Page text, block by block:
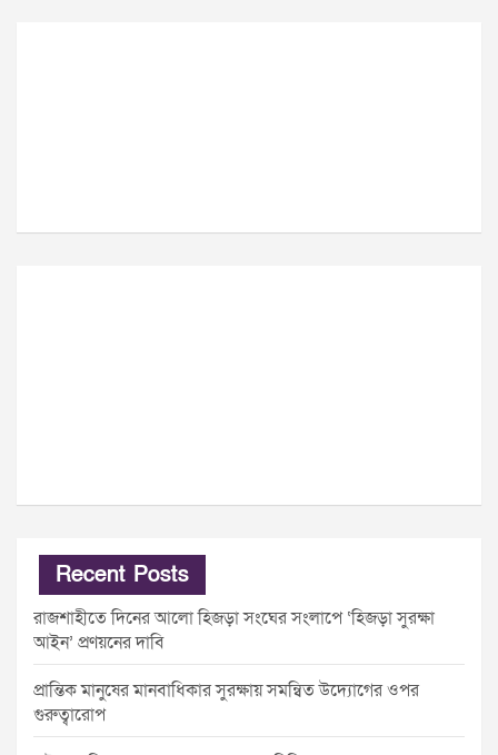
Recent Posts
রাজশাহীতে দিনের আলো হিজড়া সংঘের সংলাপে ‘হিজড়া সুরক্ষা
আইন’ প্রণয়নের দাবি
প্রান্তিক মানুষের মানবাধিকার সুরক্ষায় সমন্বিত উদ্যোগের ওপর
গুরুত্বারোপ